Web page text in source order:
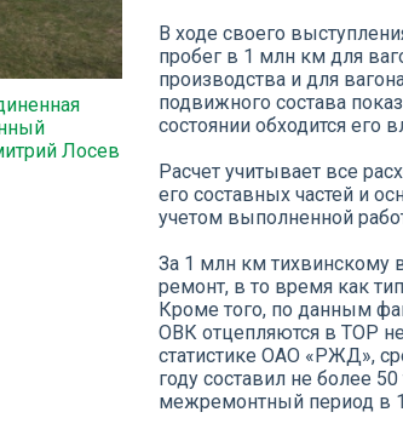
Лосев
В ходе своего
пробег в 1 млн км для
производства и для
подвижного состава
состоянии обходится его
Расчет учитывает все
его составных частей и
учетом выполненной
За 1 млн км тихвинскому
ремонт, в то время как
Кроме того, по данным
ОВК отцепляются в ТОР
статистике ОАО «РЖД»,
году составил не более
межремонтный период в